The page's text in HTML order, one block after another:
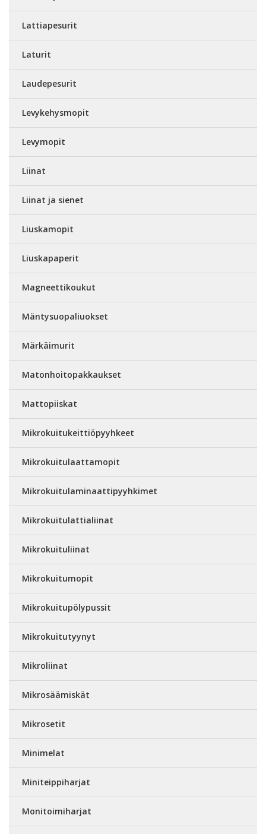
Lattiapesurit
Laturit
Laudepesurit
Levykehysmopit
Levymopit
Liinat
Liinat ja sienet
Liuskamopit
Liuskapaperit
Magneettikoukut
Mäntysuopaliuokset
Märkäimurit
Matonhoitopakkaukset
Mattopiiskat
Mikrokuitukeittiöpyyhkeet
Mikrokuitulaattamopit
Mikrokuitulaminaattipyyhkimet
Mikrokuitulattialiinat
Mikrokuituliinat
Mikrokuitumopit
Mikrokuitupölypussit
Mikrokuitutyynyt
Mikroliinat
Mikrosäämiskät
Mikrosetit
Minimelat
Miniteippiharjat
Monitoimiharjat